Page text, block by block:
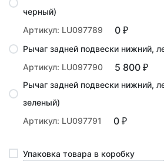
черный)
Артикул: LU097789
0 ₽
Рычаг задней подвески нижний,
Артикул: LU097790
5 800 ₽
Рычаг задней подвески нижний,
зеленый)
Артикул: LU097791
0 ₽
Упаковка товара в коробку